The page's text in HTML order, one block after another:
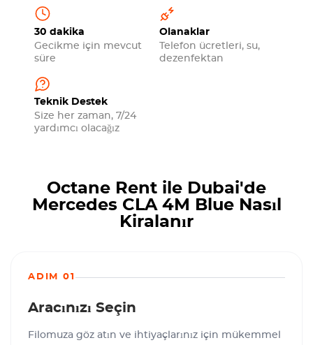
30 dakika
Gecikme için mevcut
süre
Olanaklar
Telefon ücretleri, su,
dezenfektan
Teknik Destek
Size her zaman, 7/24
yardımcı olacağız
Octane Rent ile Dubai'de
Mercedes CLA 4M Blue Nasıl
Kiralanır
ADIM 01
Aracınızı Seçin
Filomuza göz atın ve ihtiyaçlarınız için mükemmel